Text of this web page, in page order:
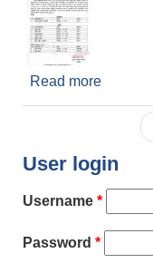
Read more
User login
Username *
Password *